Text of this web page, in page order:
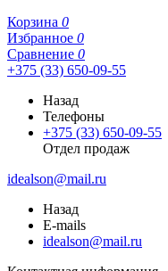
Корзина 0
Избранное 0
Сравнение 0
+375 (33) 650-09-55
Назад
Телефоны
+375 (33) 650-09-55
Отдел продаж
idealson@mail.ru
Назад
E-mails
idealson@mail.ru